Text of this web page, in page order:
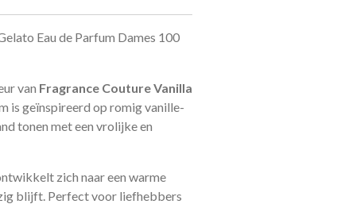
Eau de Parfum Dames 100
van Fragrance Couture Vanilla
is geïnspireerd op romig vanille-
tonen met een vrolijke en
zich naar een warme
blijft. Perfect voor liefhebbers